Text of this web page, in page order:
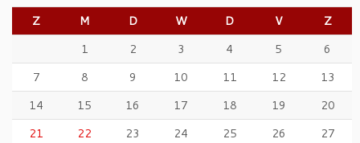
Z M D W D V
Z
1
2 3 4 5
6
7
8 9 10 11 12
13
14
15 16 17 18 19
20
21
22 23 24 25 26
27